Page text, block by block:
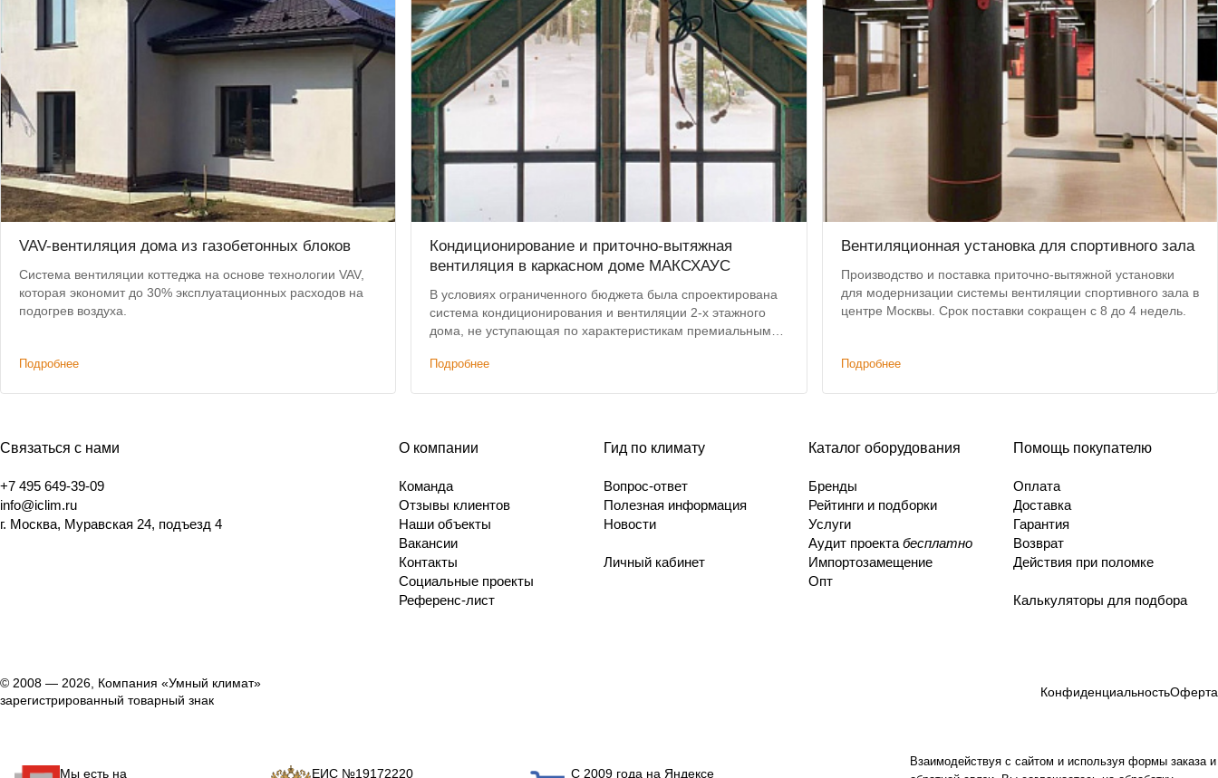
VAV-вентиляция дома из газобетонных блоков
Система вентиляции коттеджа на основе технологии VAV,
которая экономит до 30% эксплуатационных расходов на
подогрев воздуха.
Подробнее
Кондиционирование и приточно-вытяжная
вентиляция в каркасном доме МАКСХАУС
В условиях ограниченного бюджета была спроектирована
система кондиционирования и вентиляции 2-х этажного
дома, не уступающая по характеристикам премиальным
высоты потолков.
Подробнее
Вентиляционная установка для спортивного зала
Производство и поставка приточно-вытяжной установки
для модернизации системы вентиляции спортивного зала в
центре Москвы. Срок поставки сокращен с 8 до 4 недель.
Подробнее
Связаться с нами
+7 495 649-39-09
info@iclim.ru
г. Москва, Муравская 24, подъезд 4
О компании
Команда
Отзывы клиентов
Наши объекты
Вакансии
Контакты
Социальные проекты
Референс-лист
Гид по климату
Вопрос-ответ
Полезная информация
Новости
Личный кабинет
Каталог оборудования
Бренды
Рейтинги и подборки
Услуги
Аудит проекта бесплатно
Импортозамещение
Опт
Помощь покупателю
Оплата
Доставка
Гарантия
Возврат
Действия при поломке
Калькуляторы для подбора
© 2008 — 2026, Компания «Умный климат»
зарегистрированный товарный знак
КонфиденциальностьОферта
Взаимодействуя с сайтом и используя формы заказа и
Мы есть на ЕИС №19172220 С 2009 года на Яндексе